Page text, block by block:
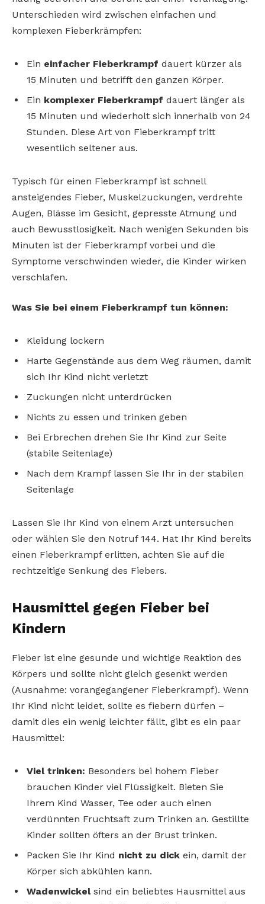
Unterschieden wird zwischen einfachen und
komplexen Fieberkrämpfen:
Ein einfacher Fieberkrampf dauert kürzer als
15 Minuten und betrifft den ganzen Körper.
Ein komplexer Fieberkrampf dauert länger als
15 Minuten und wiederholt sich innerhalb von 24
Stunden. Diese Art von Fieberkrampf tritt
wesentlich seltener aus.
Typisch für einen Fieberkrampf ist schnell
ansteigendes Fieber, Muskelzuckungen, verdrehte
Augen, Blässe im Gesicht, gepresste Atmung und
auch Bewusstlosigkeit. Nach wenigen Sekunden bis
Minuten ist der Fieberkrampf vorbei und die
Symptome verschwinden wieder, die Kinder wirken
verschlafen.
Was Sie bei einem Fieberkrampf tun können:
Kleidung lockern
Harte Gegenstände aus dem Weg räumen, damit
sich Ihr Kind nicht verletzt
Zuckungen nicht unterdrücken
Nichts zu essen und trinken geben
Bei Erbrechen drehen Sie Ihr Kind zur Seite
(stabile Seitenlage)
Nach dem Krampf lassen Sie Ihr in der stabilen
Seitenlage
Lassen Sie Ihr Kind von einem Arzt untersuchen
oder wählen Sie den Notruf 144. Hat Ihr Kind bereits
einen Fieberkrampf erlitten, achten Sie auf die
rechtzeitige Senkung des Fiebers.
Hausmittel gegen Fieber bei
Kindern
Fieber ist eine gesunde und wichtige Reaktion des
Körpers und sollte nicht gleich gesenkt werden
(Ausnahme: vorangegangener Fieberkrampf). Wenn
Ihr Kind nicht leidet, sollte es fiebern dürfen –
damit dies ein wenig leichter fällt, gibt es ein paar
Hausmittel:
Viel trinken: Besonders bei hohem Fieber
brauchen Kinder viel Flüssigkeit. Bieten Sie
Ihrem Kind Wasser, Tee oder auch einen
verdünnten Fruchtsaft zum Trinken an. Gestillte
Kinder sollten öfters an der Brust trinken.
Packen Sie Ihr Kind nicht zu dick ein, damit der
Körper sich abkühlen kann.
Wadenwickelsind ein beliebtes Hausmittel aus